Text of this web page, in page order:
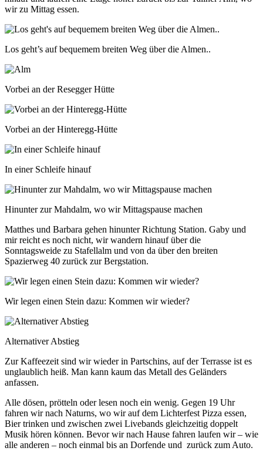
wir zu Mittag essen.
Los geht’s auf bequemem breiten Weg über die Almen..
Vorbei an der Resegger Hütte
Vorbei an der Hinteregg-Hütte
In einer Schleife hinauf
Hinunter zur Mahdalm, wo wir Mittagspause machen
Matthes und Barbara gehen hinunter Richtung Station. Gaby und
mir reicht es noch nicht, wir wandern hinauf über die
Sonntagsweide zu Stafellalm und von da über den breiten
Spazierweg 40 zurück zur Bergstation.
Wir legen einen Stein dazu: Kommen wir wieder?
Alternativer Abstieg
Zur Kaffeezeit sind wir wieder in Partschins, auf der Terrasse ist es
unglaublich heiß. Man kann kaum das Metall des Geländers
anfassen.
Alle dösen, prötteln oder lesen noch ein wenig. Gegen 19 Uhr
fahren wir nach Naturns, wo wir auf dem Lichterfest Pizza essen,
Bier trinken und zwischen zwei Livebands gleichzeitig doppelt
Musik hören können. Bevor wir nach Hause fahren laufen wir – wie
alle anderen – noch einmal bis an Dorfende und zurück zum Auto.